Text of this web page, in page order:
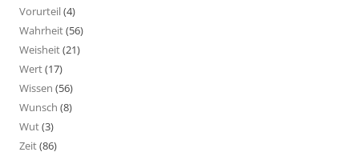
Vorurteil(4)
Wahrheit(56)
Weisheit(21)
Wert(17)
Wissen (56)
Wunsch (8)
Wut(3)
Zeit(86)